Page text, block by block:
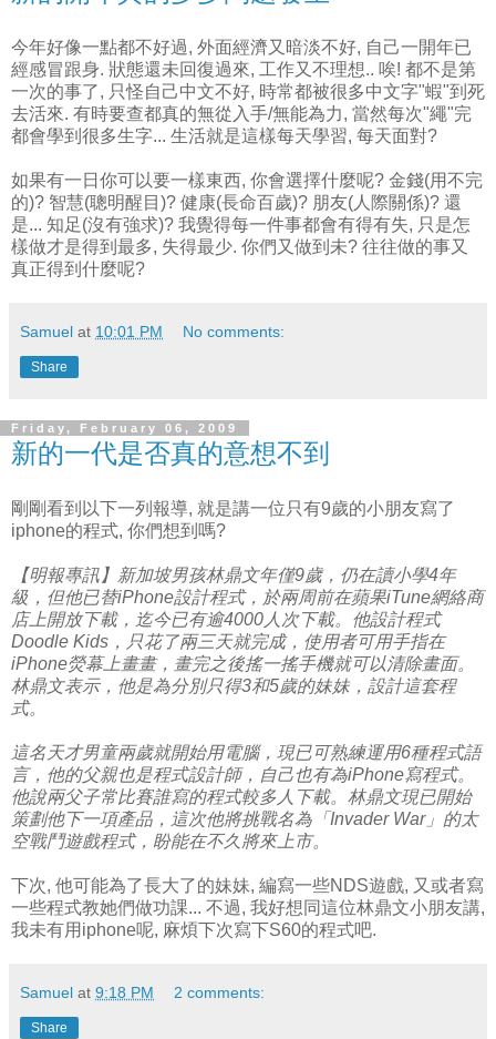
今年好像一點都不好過, 外面經濟又暗淡不好, 自己一開年已
經感冒跟身. 狀態還未回復過來, 工作又不理想.. 唉! 都不是第
一次的事了, 只怪自己中文不好, 時常都被很多中文字"蝦"到死
去活來. 有時要查都真的無從入手/無能為力, 當然每次"繩"完
都會學到很多生字... 生活就是這樣每天學習, 每天面對?
如果有一日你可以要一樣東西, 你會選擇什麼呢? 金錢(用不完
的)? 智慧(聰明醒目)? 健康(長命百歲)? 朋友(人際關係)? 還
是... 知足(沒有強求)? 我覺得每一件事都會有得有失, 只是怎
樣做才是得到最多, 失得最少. 你們又做到未? 往往做的事又
真正得到什麼呢?
Samuel at 10:01 PM No comments:
Share
Friday, February 06, 2009
新的一代是否真的意想不到
剛剛看到以下一列報導, 就是講一位只有9歲的小朋友寫了
iphone的程式, 你們想到嗎?
【明報專訊】新加坡男孩林鼎文年僅9歲，仍在讀小學4年
級，但他已替iPhone設計程式，於兩周前在蘋果iTune網絡商
店上開放下載，迄今已有逾4000人次下載。他設計程式
Doodle Kids，只花了兩三天就完成，使用者可用手指在
iPhone熒幕上畫畫，畫完之後搖一搖手機就可以清除畫面。
林鼎文表示，他是為分別只得3和5歲的妹妹，設計這套程
式。
這名天才男童兩歲就開始用電腦，現已可熟練運用6種程式語
言，他的父親也是程式設計師，自己也有為iPhone寫程式。
他說兩父子常比賽誰寫的程式較多人下載。林鼎文現已開始
策劃他下一項產品，這次他將挑戰名為「Invader War」的太
空戰鬥遊戲程式，盼能在不久將來上市。
下次, 他可能為了長大了的妹妹, 編寫一些NDS遊戲, 又或者寫
一些程式教她們做功課... 不過, 我好想同這位林鼎文小朋友講,
我未有用iphone呢, 麻煩下次寫下S60的程式吧.
Samuel at 9:18 PM 2 comments:
Share